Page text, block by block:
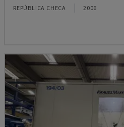
REPÚBLICA CHECA 2006